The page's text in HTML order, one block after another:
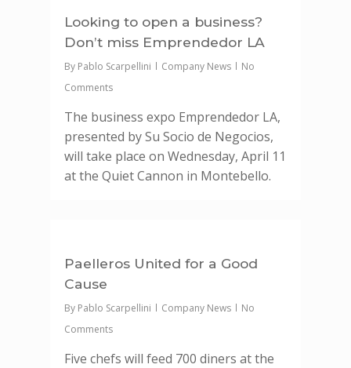
Looking to open a business?
Don’t miss Emprendedor LA
By Pablo Scarpellini Company News
No
Comments
The business expo Emprendedor LA,
presented by Su Socio de Negocios,
will take place on Wednesday, April 11
at the Quiet Cannon in Montebello.
Paelleros United for a Good
Cause
By Pablo Scarpellini Company News
No
Comments
Five chefs will feed 700 diners at the